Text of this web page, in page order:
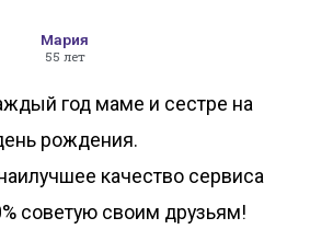
Мария
55 лет
год маме и сестре на
рождения.
качество сервиса
советую своим друзьям!